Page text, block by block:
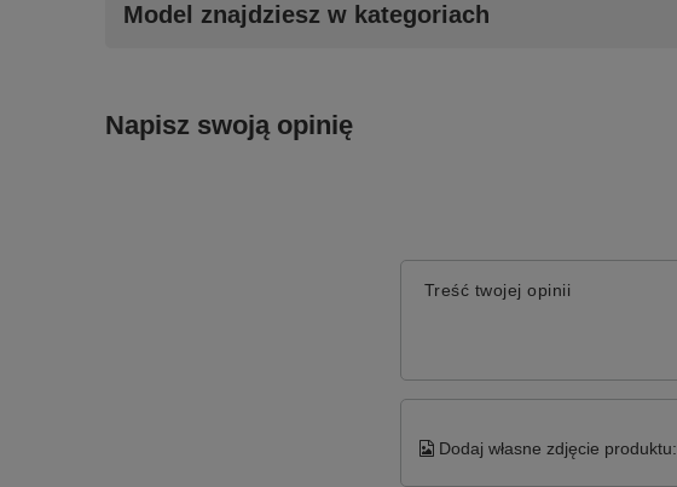
Model znajdziesz w kategoriach
Napisz swoją opinię
Treść twojej opinii
Dodaj własne zdjęcie produktu: